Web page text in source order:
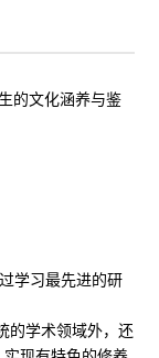
的文化涵养与鉴
学习最先进的研
的学术领域外，还